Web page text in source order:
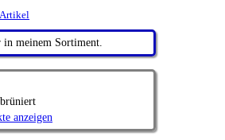
meinem Sortiment.
anzeigen